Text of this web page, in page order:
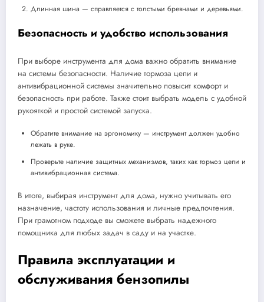
Длинная шина — справляется с толстыми бревнами и деревьями.
Безопасность и удобство использования
При выборе инструмента для дома важно обратить внимание
на системы безопасности. Наличие тормоза цепи и
антивибрационной системы значительно повысит комфорт и
безопасность при работе. Также стоит выбрать модель с удобной
рукояткой и простой системой запуска.
Обратите внимание на эргономику — инструмент должен удобно
лежать в руке.
Проверьте наличие защитных механизмов, таких как тормоз цепи и
антивибрационная система.
В итоге, выбирая инструмент для дома, нужно учитывать его
назначение, частоту использования и личные предпочтения.
При грамотном подходе вы сможете выбрать надежного
помощника для любых задач в саду и на участке.
Правила эксплуатации и
обслуживания бензопилы